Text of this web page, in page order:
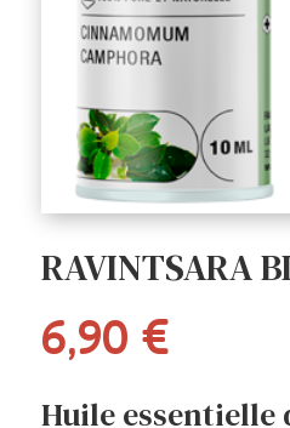
RAVINTSARA
6,90 €
Huile essentielle